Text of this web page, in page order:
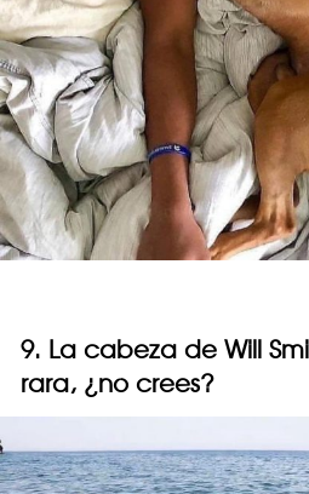
9. La cabeza de Will
rara, ¿no crees?